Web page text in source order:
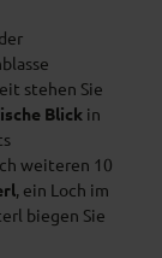
stehen Sie
Blick in
weiteren 10
, ein Loch im
biegen Sie